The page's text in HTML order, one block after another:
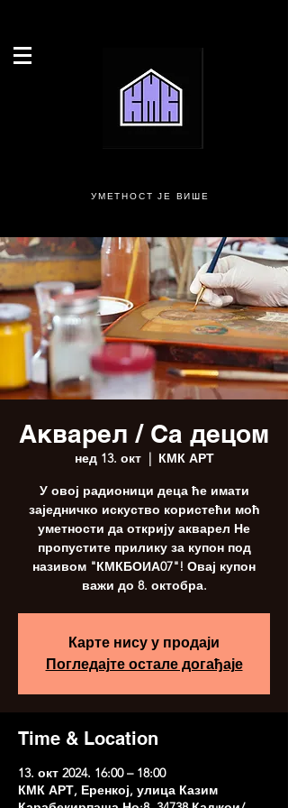
УМЕТНОСТ ЈЕ ВИШЕ
Акварел / Са децом
нед 13. окт
  |
КМК АРТ
У овој радионици деца ће имати
заједничко искуство користећи моћ
уметности да открију акварел Не
пропустите прилику за купон под
називом "КМКБОИА07"! Овај купон
важи до 8. октобра.
Карте нису у продаји
Погледајте остале догађаје
Time & Location
13. окт 2024. 16:00 – 18:00
КМК АРТ, Еренкој, улица Казим